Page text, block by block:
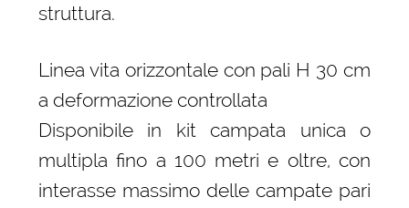
struttura.
Linea vita orizzontale con pali H 30 cm
a deformazione controllata
Disponibile in kit campata unica o
multipla fino a 100 metri e oltre, con
interasse massimo delle campate pari